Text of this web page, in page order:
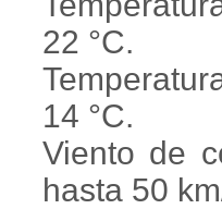
22 °C.
14 °C.
Viento de
hasta 50